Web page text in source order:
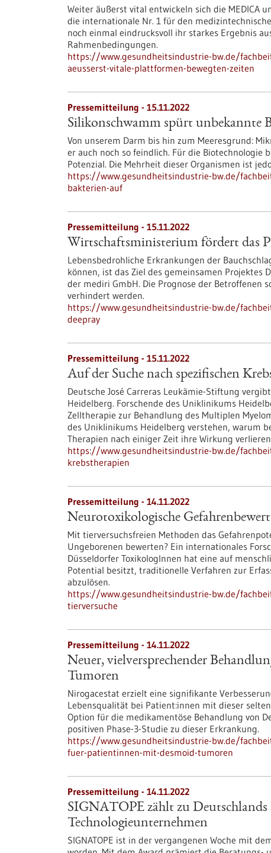
Weiter äußerst vital entwickeln sich die MEDICA
die internationale Nr. 1 für den
noch einmal eindrucksvoll ihr starkes Ergebnis
Rahmenbedingungen.
https://www.gesundheitsindustrie-bw.de/
aeusserst-vitale-plattformen-bewegten-zeiten
Pressemitteilung - 15.11.2022
Silikonschwamm spürt unbekannte
Von unserem Darm bis hin zum Meeresgrund:
er auch noch so feindlich. Für die
Potenzial. Die Mehrheit dieser Organismen ist
https://www.gesundheitsindustrie-bw.de/
bakterien-auf
Pressemitteilung - 15.11.2022
Wirtschaftsministerium fördert das
Lebensbedrohliche Erkrankungen der
können, ist das Ziel des gemeinsamen Projektes
der mediri GmbH. Die Prognose der Betroffenen
verhindert werden.
https://www.gesundheitsindustrie-bw.de/
deepray
Pressemitteilung - 15.11.2022
Auf der Suche nach spezifischen
Deutsche José Carreras Leukämie-Stiftung
Heidelberg. Forschende des Uniklinikums
Zelltherapie zur Behandlung des Multiplen
des Uniklinikums Heidelberg verstehen, warum
Therapien nach einiger Zeit ihre Wirkung
https://www.gesundheitsindustrie-bw.de/
krebstherapien
Pressemitteilung - 14.11.2022
Neurotoxikologische
Mit tierversuchsfreien Methoden das
Ungeborenen bewerten? Ein internationales
Düsseldorfer ToxikologInnen hat eine auf
Potential besitzt, traditionelle Verfahren zur
abzulösen.
https://www.gesundheitsindustrie-bw.de/
tierversuche
Pressemitteilung - 14.11.2022
Neuer, vielversprechender
Tumoren
Nirogacestat erzielt eine signifikante
Lebensqualität bei Patient:innen mit dieser
Option für die medikamentöse Behandlung von
positiven Phase-3-Studie zu dieser Erkrankung.
https://www.gesundheitsindustrie-bw.de/
fuer-patientinnen-mit-desmoid-tumoren
Pressemitteilung - 14.11.2022
SIGNATOPE zählt zu Deutschlands
Technologieunternehmen
SIGNATOPE ist in der vergangenen Woche mit